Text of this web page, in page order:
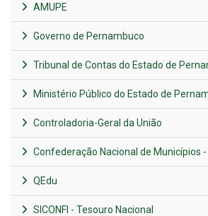
AMUPE
Governo de Pernambuco
Tribunal de Contas do Estado de
Ministério Público do Estado de
Controladoria-Geral da União
Confederação Nacional de Municípios -
QEdu
SICONFI - Tesouro Nacional